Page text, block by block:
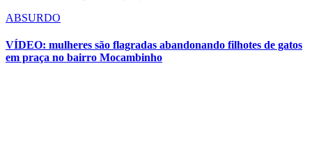
ABSURDO
VÍDEO: mulheres são flagradas abandonando filhotes de gatos
em praça no bairro Mocambinho